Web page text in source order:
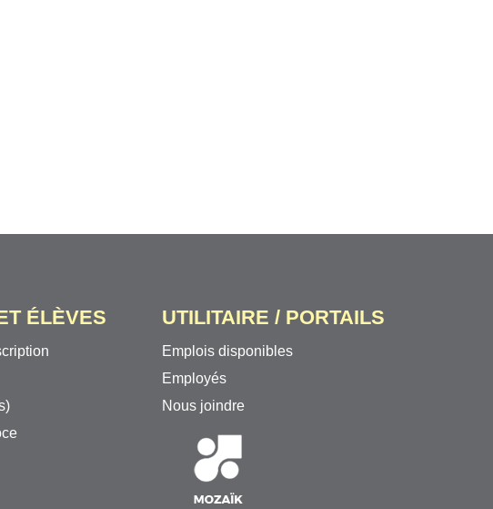
ÉLÈVES UTILITAIRE / PORTAILS
Emplois disponibles
Employés
Nous joindre